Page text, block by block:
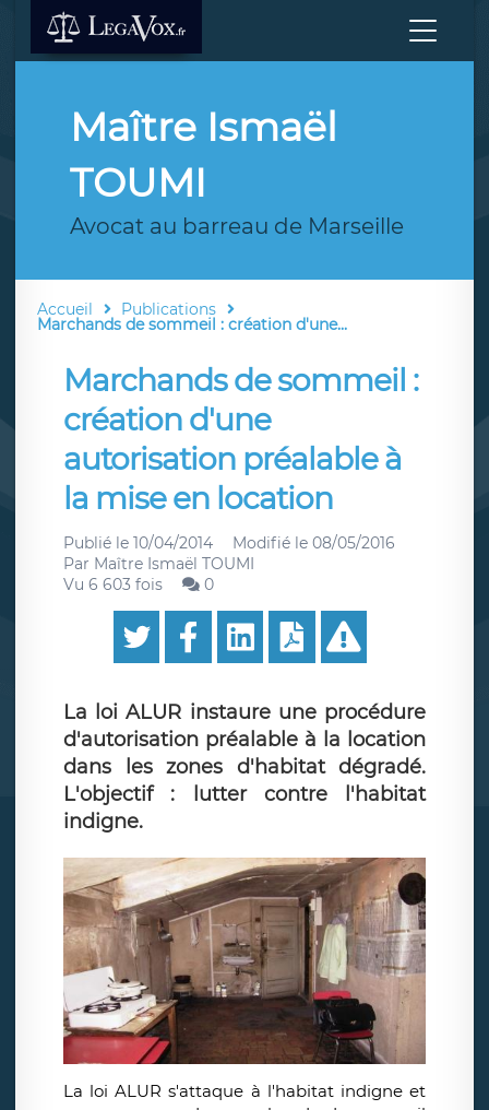
Maître Ismaël
TOUMI
Avocat au barreau de Marseille
Accueil Publications
Marchands de sommeil : création d'une...
Marchands de sommeil :
création d'une
autorisation préalable à
la mise en location
Publié le 10/04/2014 Modifié le 08/05/2016
Par Maître Ismaël TOUMI
Vu 6 603 fois
0
La loi ALUR instaure une procédure
d'autorisation préalable à la location
dans les zones d'habitat dégradé.
L'objectif : lutter contre l'habitat
indigne.
La loi ALUR s'attaque à l'habitat indigne et